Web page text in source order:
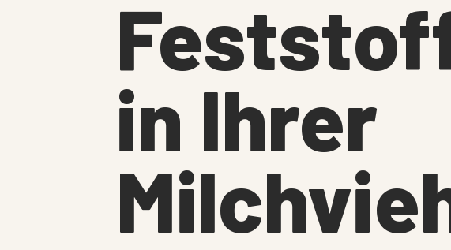
in Ihrer